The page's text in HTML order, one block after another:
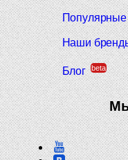
Наши
Блог beta